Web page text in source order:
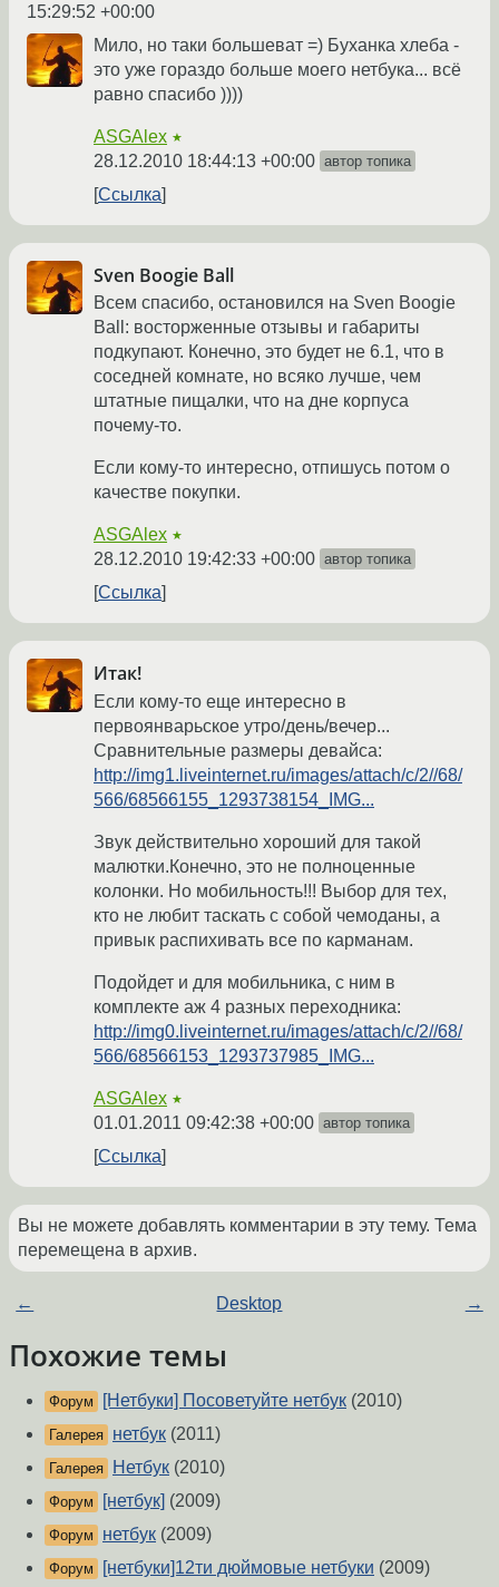
15:29:52 +00:00
Мило, но таки большеват =) Буханка хлеба -
это уже гораздо больше моего нетбука... всё
равно спасибо ))))
ASGAlex ★
28.12.2010 18:44:13 +00:00 автор топика
Ссылка
Sven Boogie Ball
Всем спасибо, остановился на Sven Boogie
Ball: восторженные отзывы и габариты
подкупают. Конечно, это будет не 6.1, что в
соседней комнате, но всяко лучше, чем
штатные пищалки, что на дне корпуса
почему-то.
Если кому-то интересно, отпишусь потом о
качестве покупки.
ASGAlex ★
28.12.2010 19:42:33 +00:00 автор топика
Ссылка
Итак!
Если кому-то еще интересно в
первоянварьское утро/день/вечер...
Сравнительные размеры девайса:
http://img1.liveinternet.ru/images/attach/c/2//68/
566/68566155_1293738154_IMG...
Звук действительно хороший для такой
малютки.Конечно, это не полноценные
колонки. Но мобильность!!! Выбор для тех,
кто не любит таскать с собой чемоданы, а
привык распихивать все по карманам.
Подойдет и для мобильника, с ним в
комплекте аж 4 разных переходника:
http://img0.liveinternet.ru/images/attach/c/2//68/
566/68566153_1293737985_IMG...
ASGAlex ★
01.01.2011 09:42:38 +00:00 автор топика
Ссылка
Вы не можете добавлять комментарии в эту тему. Тема
перемещена в архив.
← Desktop →
Похожие темы
Форум [Нетбуки] Посоветуйте нетбук (2010)
Галерея нетбук (2011)
Галерея Нетбук (2010)
Форум [нетбук] (2009)
Форум нетбук (2009)
Форум [нетбуки]12ти дюймовые нетбуки (2009)